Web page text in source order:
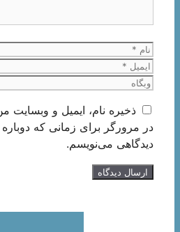
نام
ایمیل
وبگاه
ذخیره نام، ایمیل و وبسایت من
در مرورگر برای زمانی که دوباره
دیدگاهی می‌نویسم.